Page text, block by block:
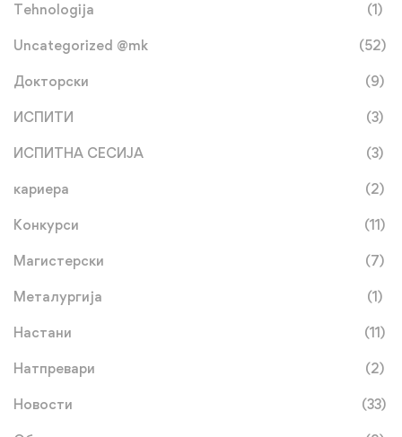
Tehnologija (1)
Uncategorized @mk (52)
Докторски (9)
ИСПИТИ (3)
ИСПИТНА СЕСИЈА (3)
кариера (2)
Конкурси (11)
Магистерски (7)
Металургија (1)
Настани (11)
Натпревари (2)
Новости (33)